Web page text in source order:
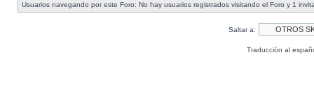
Usuarios navegando por este Foro: No hay usuarios registrados visitando el Foro y 1
Saltar a:
Traducción al